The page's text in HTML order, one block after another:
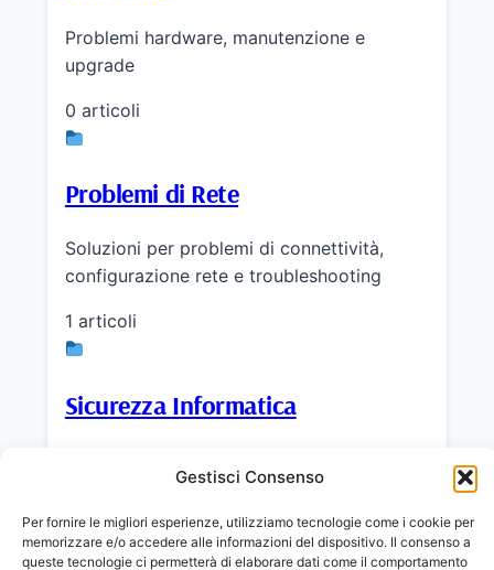
Gestisci Consenso
Per fornire le migliori esperienze, utilizziamo tecnologie come i cookie per
memorizzare e/o accedere alle informazioni del dispositivo. Il consenso a
queste tecnologie ci permetterà di elaborare dati come il comportamento
Problemi hardware, manutenzione e
upgrade
0 articoli
Problemi di Rete
Soluzioni per problemi di connettività,
configurazione rete e troubleshooting
1 articoli
Sicurezza Informatica